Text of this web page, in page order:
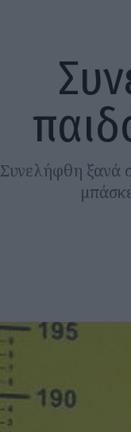
Συνελήφθη ξανά